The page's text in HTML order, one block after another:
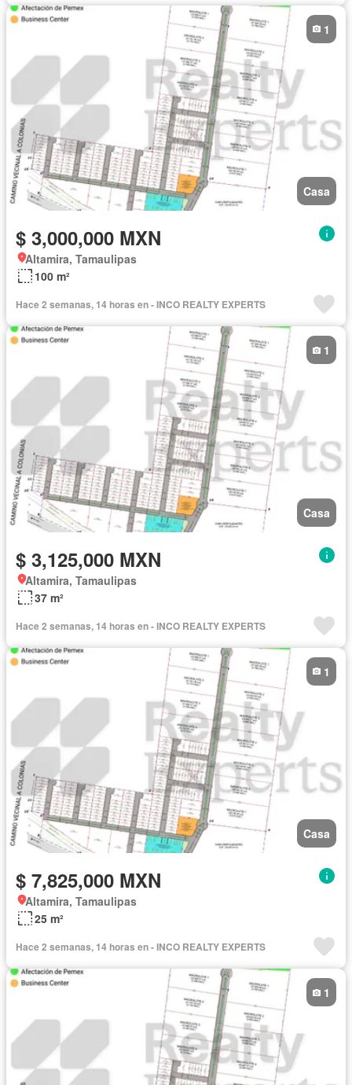
Casa
1
$ 3,000,000 MXN
Altamira, Tamaulipas
100 m²
Hace 2 semanas, 14 horas en - INCO REALTY EXPERTS
Casa
1
$ 3,125,000 MXN
Altamira, Tamaulipas
37 m²
Hace 2 semanas, 14 horas en - INCO REALTY EXPERTS
Casa
1
$ 7,825,000 MXN
Altamira, Tamaulipas
25 m²
Hace 2 semanas, 14 horas en - INCO REALTY EXPERTS
1